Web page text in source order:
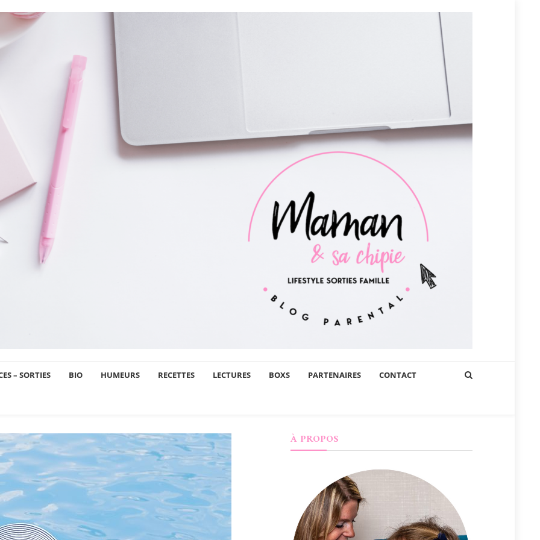
– SORTIES BIO HUMEURS RECETTES LECTURES BOXS PARTENAIRES CONTACT
À PROPOS